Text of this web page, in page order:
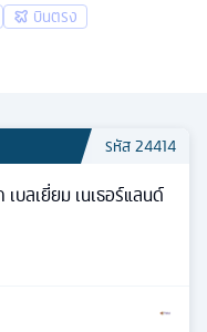
บินตรง
รหัส24414
บลเยี่ยม เนเธอร์แลนด์